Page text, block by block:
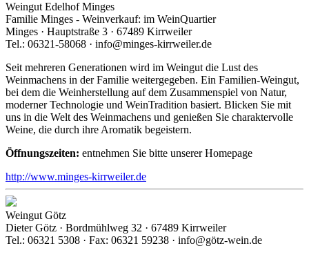
Weingut Edelhof Minges
Familie Minges - Weinverkauf: im WeinQuartier
Minges · Hauptstraße 3 · 67489 Kirrweiler
Tel.: 06321-58068 · info@minges-kirrweiler.de
Seit mehreren Generationen wird im Weingut die Lust des
Weinmachens in der Familie weitergegeben. Ein Familien-Weingut,
bei dem die Weinherstellung auf dem Zusammenspiel von Natur,
moderner Technologie und WeinTradition basiert. Blicken Sie mit
uns in die Welt des Weinmachens und genießen Sie charaktervolle
Weine, die durch ihre Aromatik begeistern.
Öffnungszeiten: entnehmen Sie bitte unserer Homepage
http://www.minges-kirrweiler.de
Weingut Götz
Dieter Götz · Bordmühlweg 32 · 67489 Kirrweiler
Tel.: 06321 5308 · Fax: 06321 59238 · info@götz-wein.de